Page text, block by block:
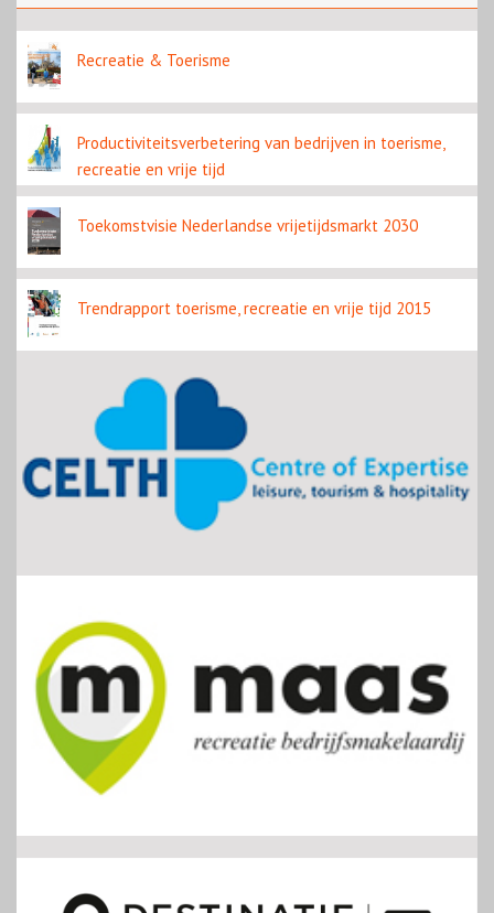
Nijmegen
Recreatie & Toerisme
Productiviteitsverbetering van bedrijven in toerisme,
recreatie en vrije tijd
Toekomstvisie Nederlandse vrijetijdsmarkt 2030
Trendrapport toerisme, recreatie en vrije tijd 2015